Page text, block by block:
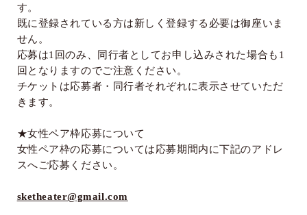
す。
既に登録されている方は新しく登録する必要は御座いま
せん。
応募は1 回のみ、同行者としてお申し込みされた場合も 1
回となりますのでご注意ください。
チケットは応募者・同行者それぞれに表示させていただ
きます。
★女性ペア枠応募について
女性ペア枠の応募については応募期間内に下記のアドレ
スへご応募ください。
sketheater@gmail.com